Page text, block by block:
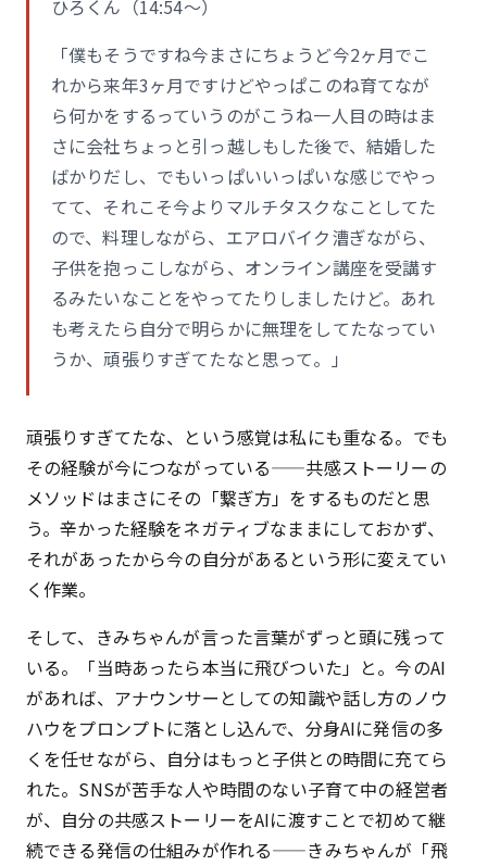
ひろくん（14:54〜）
「僕もそうですね今まさにちょうど今2ヶ月でこ
れから来年3ヶ月ですけどやっぱこのね育てなが
ら何かをするっていうのがこうね一人目の時はま
さに会社ちょっと引っ越しもした後で、結婚した
ばかりだし、でもいっぱいいっぱいな感じでやっ
てて、それこそ今よりマルチタスクなことしてた
ので、料理しながら、エアロバイク漕ぎながら、
子供を抱っこしながら、オンライン講座を受講す
るみたいなことをやってたりしましたけど。あれ
も考えたら自分で明らかに無理をしてたなってい
うか、頑張りすぎてたなと思って。」
頑張りすぎてたな、という感覚は私にも重なる。でも
その経験が今につながっている——共感ストーリーの
メソッドはまさにその「繋ぎ方」をするものだと思
う。辛かった経験をネガティブなままにしておかず、
それがあったから今の自分があるという形に変えてい
く作業。
そして、きみちゃんが言った言葉がずっと頭に残って
いる。「当時あったら本当に飛びついた」と。今のAI
があれば、アナウンサーとしての知識や話し方のノウ
ハウをプロンプトに落とし込んで、分身AIに発信の多
くを任せながら、自分はもっと子供との時間に充てら
れた。SNSが苦手な人や時間のない子育て中の経営者
が、自分の共感ストーリーをAIに渡すことで初めて継
続できる発信の仕組みが作れる——きみちゃんが「飛